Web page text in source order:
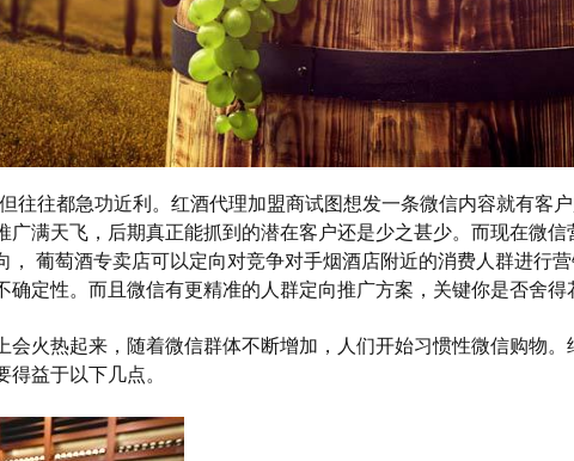
往往都急功近利。红酒代理加盟商试图想发一条微信内容就有客
广满天飞，后期真正能抓到的潜在客户还是少之甚少。而现在微
， 葡萄酒专卖店可以定向对竞争对手烟酒店附近的消费人群进行
定性。而且微信有更精准的人群定向推广方案，关键你是否舍得
会火热起来，随着微信群体不断增加，人们开始习惯性微信购物
益于以下几点。